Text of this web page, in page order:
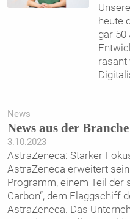
heute
gar 50
rasant
News
News aus der Branche
3.10.2023
AstraZeneca: Starker
AstraZeneca erweitert
Programm, einem Teil der
Carbon“, dem Flaggschiff
AstraZeneca. Das